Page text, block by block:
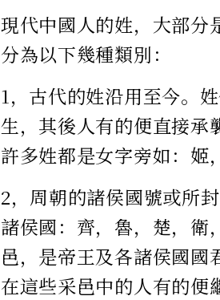
現代中國人的姓，大部分
分為以下幾種類別：
1，古代的姓沿用至今。
生，其後人有的便直接承
許多姓都是女字旁如：姬
2，周朝的諸侯國號或所
諸侯國：齊，魯，楚，衛
邑，是帝王及各諸侯國國
在這些采邑中的人有的便